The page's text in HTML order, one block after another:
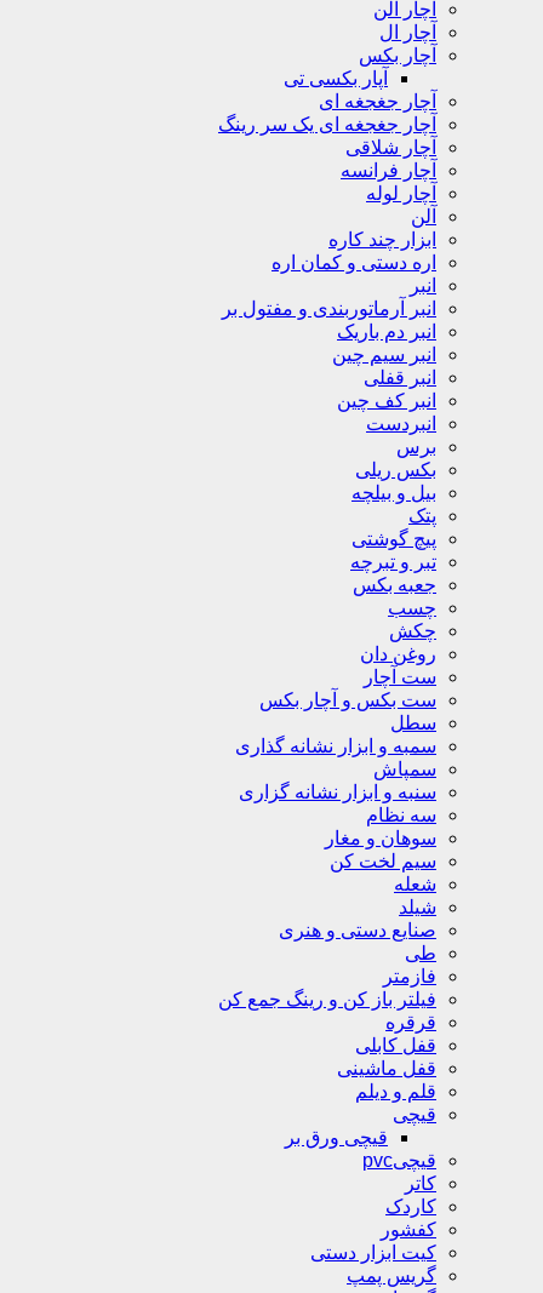
آچار آلن
آچار ال
آچار بکس
آپار بکسی تی
آچار جغجغه ای
آچار جغجغه ای یک سر رینگ
آچار شلاقی
آچار فرانسه
آچار لوله
آلن
ابزار چند کاره
اره دستی و کمان اره
انبر
انبر آرماتوربندی و مفتول بر
انبر دم باریک
انبر سیم چین
انبر قفلی
انبر کف چین
انبردست
برس
بکس ریلی
بیل و بیلچه
پتک
پیچ گوشتی
تبر و تبرچه
جعبه بکس
چسب
چکش
روغن دان
ست آچار
ست بکس و آچار بکس
سطل
سمبه و ابزار نشانه گذاری
سمپاش
سنبه و ابزار نشانه گزاری
سه نظام
سوهان و مغار
سیم لخت کن
شعله
شیلد
صنایع دستی و هنری
طی
فازمتر
فیلتر باز کن و رینگ جمع کن
قرقره
قفل کابلی
قفل ماشینی
قلم و دیلم
قیچی
قیچی ورق بر
قیچیpvc
کاتر
کاردک
کفشور
کیت ابزار دستی
گریس پمپ